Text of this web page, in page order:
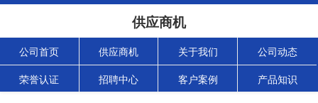
供应商机
公司首页 供应商机 关于我们 公司动态
荣誉认证 招聘中心 客户案例 产品知识